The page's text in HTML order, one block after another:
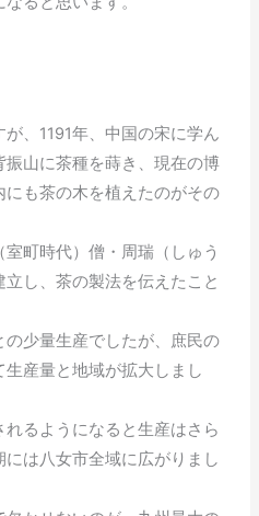
、1191年、中国の宋に学ん
山に茶種を蒔き、現在の博
も茶の木を植えたのがその
町時代）僧・周瑞（しゅう
し、茶の製法を伝えたこと
少量生産でしたが、庶民の
産量と地域が拡大しまし
るようになると生産はさら
は八女市全域に広がりまし